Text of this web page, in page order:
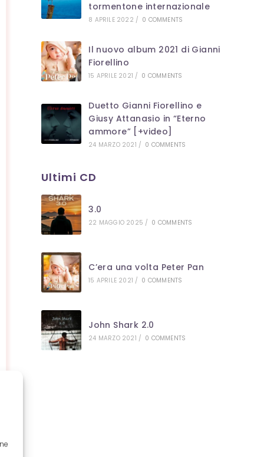
tormentone internazionale
8 APRILE 2022 / 0 COMMENTS
Il nuovo album 2021 di Gianni
Fiorellino
15 APRILE 2021 / 0 COMMENTS
Duetto Gianni Fiorellino e
Giusy Attanasio in “Eterno
ammore” [+video]
24 MARZO 2021 / 0 COMMENTS
Ultimi CD
3.0
22 MAGGIO 2025 / 0 COMMENTS
C’era una volta Peter Pan
15 APRILE 2021 / 0 COMMENTS
John Shark 2.0
24 MARZO 2021 / 0 COMMENTS